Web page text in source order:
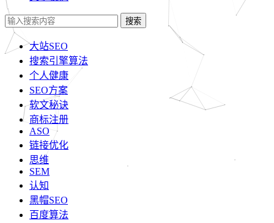
搜索
大站SEO
搜索引擎算法
个人健康
SEO方案
软文秘诀
商标注册
ASO
链接优化
思维
SEM
认知
黑帽SEO
百度算法